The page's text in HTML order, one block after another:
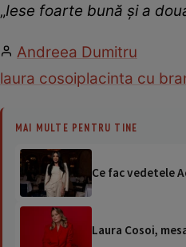
„Iese foarte bună și a
Andreea Dumitru
laura cosoiplacinta cu
MAI MULTE PENTRU TINE
Ce fac vedetele
Laura Cosoi,